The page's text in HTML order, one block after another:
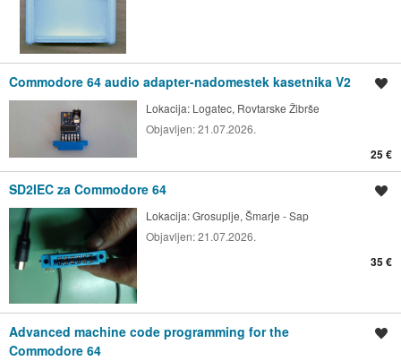
Commodore 64 audio adapter-nadomestek kasetnika V2
Lokacija: Logatec, Rovtarske Žibrše
Objavljen:21.07.2026.
25 €
SD2IEC za Commodore 64
Lokacija:Grosuplje, Šmarje - Sap
Objavljen:21.07.2026.
35 €
Advanced machine code programming for the
Commodore 64